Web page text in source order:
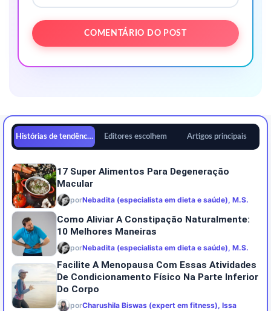
Histórias de tendências Editores escolhem Artigos principais
17 Super Alimentos Para Degeneração
Macular
porNebadita (especialista em dieta e saúde), M.S.
Como Aliviar A Constipação Naturalmente:
10 Melhores Maneiras
porNebadita (especialista em dieta e saúde), M.S.
Facilite A Menopausa Com Essas Atividades
De Condicionamento Físico Na Parte Inferior
Do Corpo
porCharushila Biswas (expert em fitness), Issa